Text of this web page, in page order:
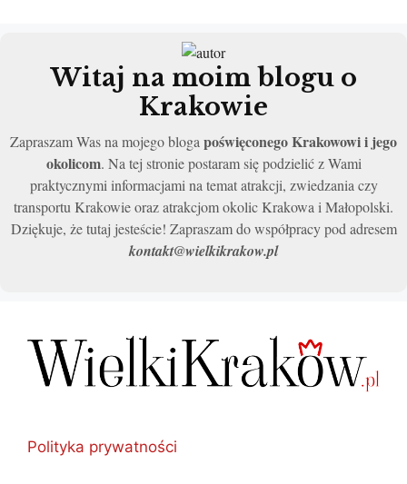
Witaj na moim blogu o
Krakowie
Zapraszam Was na mojego blogapoświęconego Krakowowi i jego
okolicom. Na tej stronie postaram się podzielić z Wami
praktycznymi informacjami na temat atrakcji, zwiedzania czy
transportu Krakowie oraz atrakcjom okolic Krakowa i Małopolski.
Dziękuje, że tutaj jesteście! Zapraszam do współpracy pod adresem
kontakt@wielkikrakow.pl
Polityka prywatności